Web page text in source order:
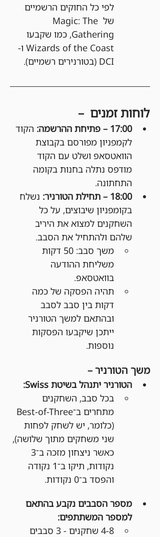
לפי כל החוקים הרשמיים
של Magic: The
Gathering, כמו שקבעו
Wizards of the Coast ו-
DCI (בטורנירים רשמיים).
לוחות זמנים  –
17:00 – פתיחת ההרשמה:
הקוד
לקמפניון מפורסם בקבוצת
הוואטסאפ ושלט עם הקוד
מודפס נתלה בחנות בקומה
התחתונה.
18:00 – תחילת הטורניר:
נשלח
בקומפניון שיבוצים, על כל
השחקנים למצוא את היריב
שלהם ולהתחיל את הסבב.
משך סבב: 50 דקות
משליחת ההודעה
בוואטסאפ.
תהיה הפסקה של כמה
דקות בין סבב לסבב
ובהתאם למשך הטורניר
ייתכן שיקבעו הפסקות
נוספות.
משך הטורניר –
הטורניר יתנהל בשיטת Swiss:
בכל סבב, השחקנים
(כלומר, יש לשחק לפחות
שני משחקים מתוך שלושה),
נקודות, תיקו ב־1 נקודה
והפסד ב־0 נקודות.
מספר הסבבים נקבע בהתאם
למספר המשתתפים:
4-8 שחקנים - 3 סבבים